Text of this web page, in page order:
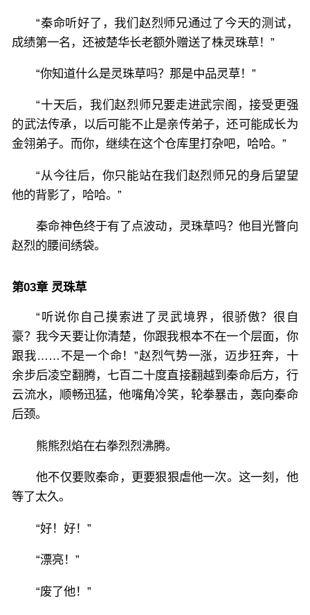
“秦命听好了，我们赵烈师兄通过了今天的测试，
成绩第一名，还被楚华长老额外赠送了株灵珠草！”
“你知道什么是灵珠草吗？那是中品灵草！”
“十天后，我们赵烈师兄要走进武宗阁，接受更强
的武法传承，以后可能不止是亲传弟子，还可能成长为
金翎弟子。而你，继续在这个仓库里打杂吧，哈哈。”
“从今往后，你只能站在我们赵烈师兄的身后望望
他的背影了，哈哈。”
秦命神色终于有了点波动，灵珠草吗？他目光瞥向
赵烈的腰间绣袋。
第03章 灵珠草
“听说你自己摸索进了灵武境界，很骄傲？很自
豪？我今天要让你清楚，你跟我根本不在一个层面，你
跟我……不是一个命！”赵烈气势一涨，迈步狂奔，十
余步后凌空翻腾，七百二十度直接翻越到秦命后方，行
云流水，顺畅迅猛，他嘴角冷笑，轮拳暴击，轰向秦命
后颈。
熊熊烈焰在右拳烈烈沸腾。
他不仅要败秦命，更要狠狠虐他一次。这一刻，他
等了太久。
“好！好！”
“漂亮！”
“废了他！”